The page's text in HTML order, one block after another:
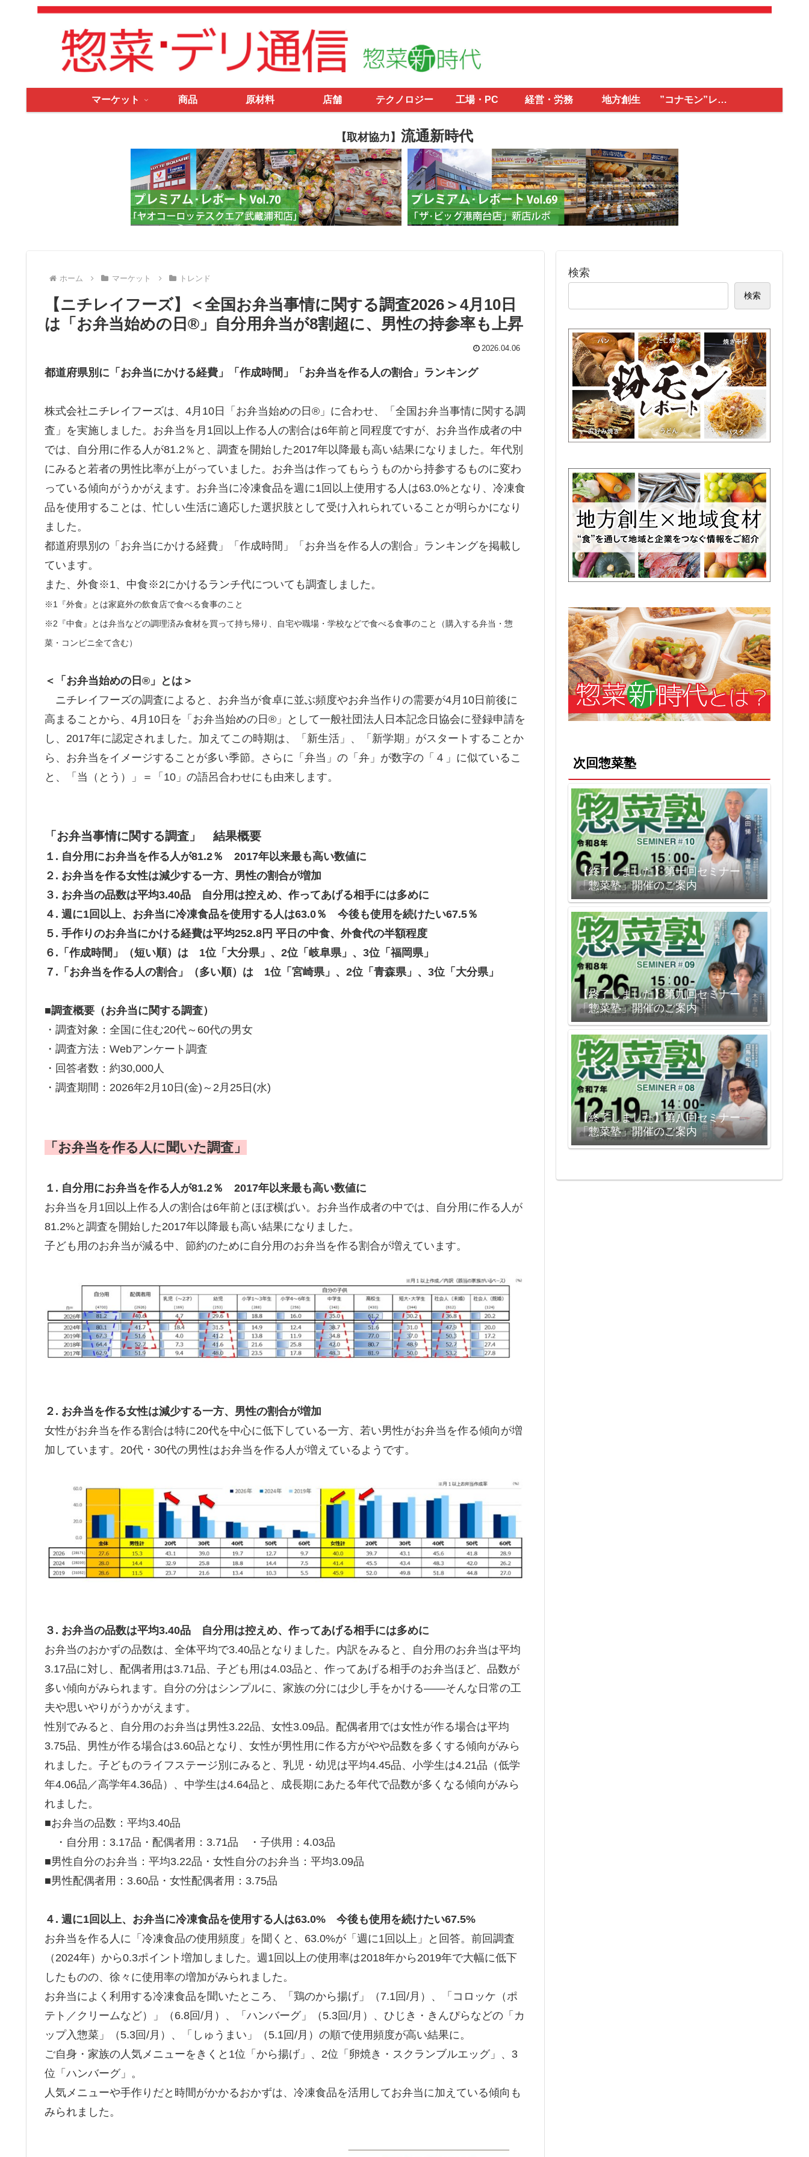
マーケット 商品 原材料 店舗 テクノロジー 工場・PC 経営・労務 地方創生 ”コナモン”レポ
【取材協力】 流通新時代
ホーム マーケット トレンド
【ニチレイフーズ】＜全国お弁当事情に関する調査2026＞4月10日
は「お弁当始めの日®」自分用弁当が8割超に、男性の持参率も上昇
2026.04.06
都道府県別に「お弁当にかける経費」「作成時間」「お弁当を作る人の割合」ランキング
株式会社ニチレイフーズは、4⽉10⽇「お弁当始めの⽇®」に合わせ、「全国お弁当事情に関する調
査」を実施しました。お弁当を月1回以上作る人の割合は6年前と同程度ですが、お弁当作成者の中
では、自分用に作る人が81.2％と、調査を開始した2017年以降最も高い結果になりました。年代別
にみると若者の男性比率が上がっていました。お弁当は作ってもらうものから持参するものに変わ
っている傾向がうかがえます。お弁当に冷凍食品を週に1回以上使用する人は63.0%となり、冷凍食
品を使用することは、忙しい生活に適応した選択肢として受け入れられていることが明らかになり
ました。
都道府県別の「お弁当にかける経費」「作成時間」「お弁当を作る人の割合」ランキングを掲載し
ています。
また、外食※1、中食※2にかけるランチ代についても調査しました。
※1『外食』とは家庭外の飲食店で食べる食事のこと
※2『中食』とは弁当などの調理済み食材を買って持ち帰り、自宅や職場・学校などで食べる食事のこと（購入する弁当・惣
菜・コンビニ全て含む）
＜「お弁当始めの日®」とは＞
ニチレイフーズの調査によると、お弁当が食卓に並ぶ頻度やお弁当作りの需要が4月10日前後に
高まることから、4月10日を「お弁当始めの日®」として一般社団法人日本記念日協会に登録申請を
し、2017年に認定されました。加えてこの時期は、「新生活」、「新学期」がスタートすることか
ら、お弁当をイメージすることが多い季節。さらに「弁当」の「弁」が数字の「４」に似ているこ
と、「当（とう）」＝「10」の語呂合わせにも由来します。
「お弁当事情に関する調査」 結果概要
１. 自分用にお弁当を作る人が81.2％ 2017年以来最も高い数値に
２. お弁当を作る女性は減少する一方、男性の割合が増加
３. お弁当の品数は平均3.40品 自分用は控えめ、作ってあげる相手には多めに
４. 週に1回以上、お弁当に冷凍食品を使用する人は63.0％ 今後も使用を続けたい67.5％
５. 手作りのお弁当にかける経費は平均252.8円 平日の中食、外食代の半額程度
６.「作成時間」（短い順）は 1位「大分県」、2位「岐阜県」、3位「福岡県」
７.「お弁当を作る人の割合」（多い順）は 1位「宮崎県」、2位「青森県」、3位「大分県」
■調査概要（お弁当に関する調査）
・調査対象：全国に住む20代～60代の男女
・調査方法：Webアンケート調査
・回答者数：約30,000人
・調査期間：2026年2月10日(金)～2月25日(水)
「お弁当を作る人に聞いた調査」
１. 自分用にお弁当を作る人が81.2％ 2017年以来最も高い数値に
お弁当を月1回以上作る人の割合は6年前とほぼ横ばい。お弁当作成者の中では、自分用に作る人が
81.2%と調査を開始した2017年以降最も高い結果になりました。
子ども用のお弁当が減る中、節約のために自分用のお弁当を作る割合が増えています。
２. お弁当を作る女性は減少する一方、男性の割合が増加
女性がお弁当を作る割合は特に20代を中心に低下している一方、若い男性がお弁当を作る傾向が増
加しています。20代・30代の男性はお弁当を作る人が増えているようです。
３. お弁当の品数は平均3.40品 自分用は控えめ、作ってあげる相手には多めに
お弁当のおかずの品数は、全体平均で3.40品となりました。内訳をみると、自分用のお弁当は平均
3.17品に対し、配偶者用は3.71品、子ども用は4.03品と、作ってあげる相手のお弁当ほど、品数が
多い傾向がみられます。自分の分はシンプルに、家族の分には少し手をかける——そんな日常の工
夫や思いやりがうかがえます。
性別でみると、自分用のお弁当は男性3.22品、女性3.09品。配偶者用では女性が作る場合は平均
3.75品、男性が作る場合は3.60品となり、女性が男性用に作る方がやや品数を多くする傾向がみら
れました。子どものライフステージ別にみると、乳児・幼児は平均4.45品、小学生は4.21品（低学
年4.06品／高学年4.36品）、中学生は4.64品と、成長期にあたる年代で品数が多くなる傾向がみら
れました。
■お弁当の品数：平均3.40品
・自分用：3.17品・配偶者用：3.71品 ・子供用：4.03品
■男性自分のお弁当：平均3.22品・女性自分のお弁当：平均3.09品
■男性配偶者用：3.60品・女性配偶者用：3.75品
４. 週に1回以上、お弁当に冷凍食品を使用する人は63.0% 今後も使用を続けたい67.5%
お弁当を作る人に「冷凍食品の使用頻度」を聞くと、63.0%が「週に1回以上」と回答。前回調査
（2024年）から0.3ポイント増加しました。週1回以上の使用率は2018年から2019年で大幅に低下
したものの、徐々に使用率の増加がみられました。
お弁当によく利用する冷凍食品を聞いたところ、「鶏のから揚げ」（7.1回/月）、「コロッケ（ポ
テト／クリームなど）」（6.8回/月）、「ハンバーグ」（5.3回/月）、ひじき・きんぴらなどの「カ
ップ入惣菜」（5.3回/月）、「しゅうまい」（5.1回/月）の順で使用頻度が高い結果に。
ご自身・家族の人気メニューをきくと1位「から揚げ」、2位「卵焼き・スクランブルエッグ」、3
位「ハンバーグ」。
人気メニューや手作りだと時間がかかるおかずは、冷凍食品を活用してお弁当に加えている傾向も
みられました。
検索
検索
次回惣菜塾
【終了しました】第十回セミナー
「惣菜塾」開催のご案内
【終了しました】第九回セミナー
「惣菜塾」開催のご案内
【終了しました】第八回セミナー
「惣菜塾」開催のご案内